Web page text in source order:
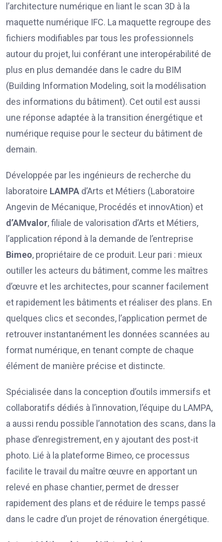
l’architecture numérique en liant le scan 3D à la
maquette numérique IFC. La maquette regroupe des
fichiers modifiables par tous les professionnels
autour du projet, lui conférant une interopérabilité de
plus en plus demandée dans le cadre du BIM
(Building Information Modeling, soit la modélisation
des informations du bâtiment). Cet outil est aussi
une réponse adaptée à la transition énergétique et
numérique requise pour le secteur du bâtiment de
demain.
Développée par les ingénieurs de recherche du
laboratoire LAMPA d’Arts et Métiers (Laboratoire
Angevin de Mécanique, Procédés et innovAtion) et
d’AMvalor, filiale de valorisation d’Arts et Métiers,
l’application répond à la demande de l’entreprise
Bimeo, propriétaire de ce produit. Leur pari : mieux
outiller les acteurs du bâtiment, comme les maîtres
d’œuvre et les architectes, pour scanner facilement
et rapidement les bâtiments et réaliser des plans. En
quelques clics et secondes, l’application permet de
retrouver instantanément les données scannées au
format numérique, en tenant compte de chaque
élément de manière précise et distincte.
Spécialisée dans la conception d’outils immersifs et
collaboratifs dédiés à l’innovation, l’équipe du LAMPA,
a aussi rendu possible l’annotation des scans, dans la
phase d’enregistrement, en y ajoutant des post-it
photo. Lié à la plateforme Bimeo, ce processus
facilite le travail du maître œuvre en apportant un
relevé en phase chantier, permet de dresser
rapidement des plans et de réduire le temps passé
dans le cadre d’un projet de rénovation énergétique.